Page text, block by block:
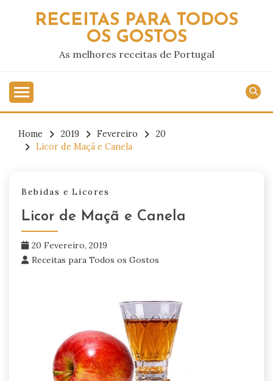
RECEITAS PARA TODOS
OS GOSTOS
As melhores receitas de Portugal
Home 2019 Fevereiro
20
Licor de Maçã e Canela
Bebidas e Licores
Licor de Maçã e Canela
20 Fevereiro, 2019
Receitas para Todos os Gostos